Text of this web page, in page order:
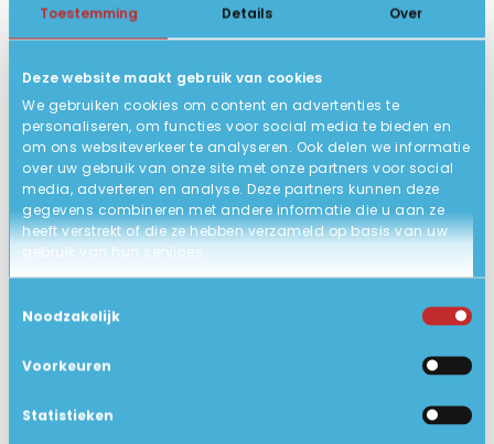
Toestemming Details Over
Deze website maakt gebruik van cookies
We gebruiken cookies om content en advertenties te
personaliseren, om functies voor social media te bieden en
om ons websiteverkeer te analyseren. Ook delen we informatie
over uw gebruik van onze site met onze partners voor social
media, adverteren en analyse. Deze partners kunnen deze
gegevens combineren met andere informatie die u aan ze
heeft verstrekt of die ze hebben verzameld op basis van uw
gebruik van hun services.
Noodzakelijk
Voorkeuren
Statistieken
getest op werking en capaciteit.
Wij geven 6 maanden garantie op
de werking.
STATUS PRODUCT
Zakelijk gebruikt, in zeer goede
staat .
GARANTIE 2 jaar garantie (carry-in).
GEWICHT IN KG 1.2 kg
EXTRA SOFTWARE
Google Chrome, Libre Office
(Opent, maakt en wijzigt
bestanden zoals Word, Excel en
Mediaplayer, Windows Defender